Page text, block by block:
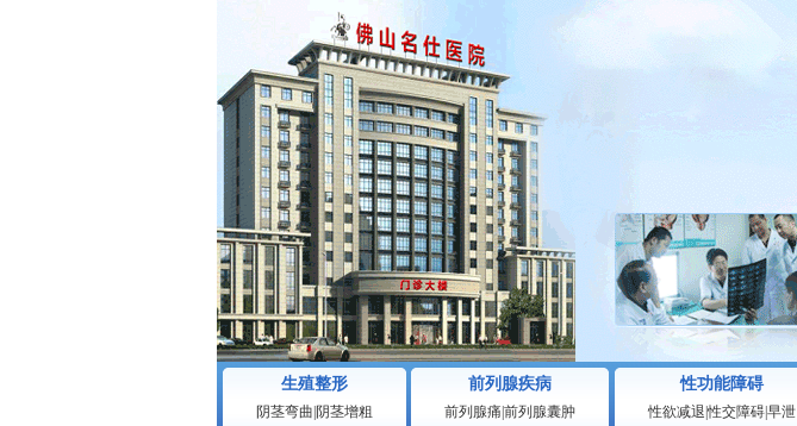
生殖整形
阴茎弯曲 阴茎增粗
前列腺疾病
前列腺痛 前列腺囊肿
性功能障碍
性欲减退 性交障碍|早泄